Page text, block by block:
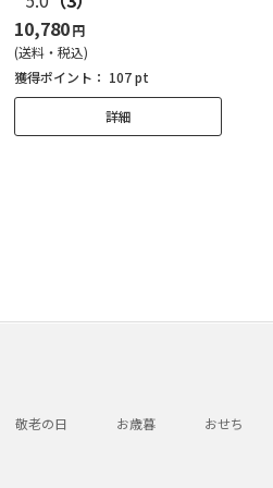
10,780円
(送料・税込)
獲得ポイント： 107 pt
詳細
敬老の日 お歳暮 おせち